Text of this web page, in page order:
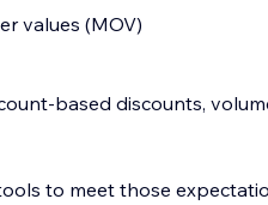
values (MOV)
based discounts,
to meet those